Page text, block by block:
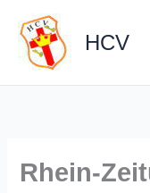
Inhalt
springen
HCV
Rhein-